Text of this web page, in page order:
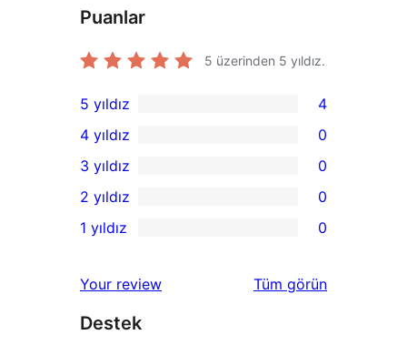
Puanlar
5 üzerinden 5 yıldız.
4
5
yıldızlı
inceleme
5 yıldız 4
4
yıldızlı
inceleme
4 yıldız 0
0
3
yıldızlı
3 yıldız 0
2
inceleme
2 yıldız 0
yıldızlı
inceleme
1 yıldız 0
Your review Tüm değerlendirmeleri
görün
Destek